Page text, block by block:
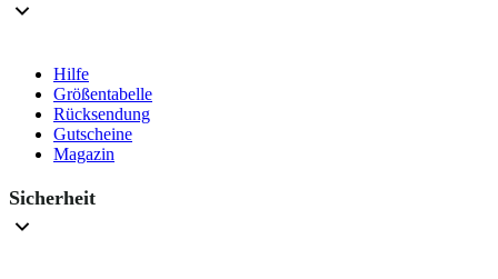
Hilfe
Größentabelle
Rücksendung
Gutscheine
Magazin
Sicherheit